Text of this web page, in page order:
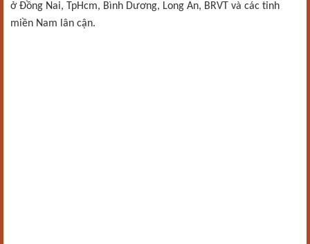
ở Đồng Nai, TpHcm, Bình Dương, Long An, BRVT và các tỉnh
miền Nam lân cận.